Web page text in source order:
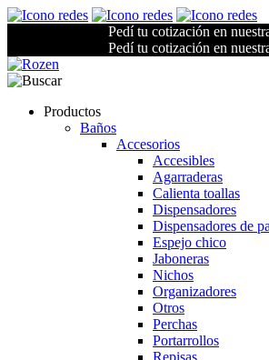
Pedí tu cotización en
Pedí tu cotización en
Productos
Baños
Accesorios
Accesibles
Agarraderas
Calienta toallas
Dispensadores
Dispensadores de
Espejo chico
Jaboneras
Nichos
Organizadores
Otros
Perchas
Portarrollos
Repisas